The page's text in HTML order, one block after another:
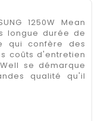
1250W Mean
longue durée de
qui confère des
coûts d'entretien
se démarque
qualité qu'il